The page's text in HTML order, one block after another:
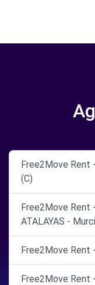
Free2Move Rent
(C)
Free2Move Rent
ATALAYAS -
Free2Move Rent
Free2Move Rent